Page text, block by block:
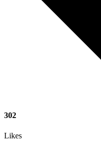
302
Likes